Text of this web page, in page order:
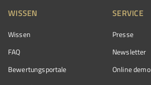
WISSEN
Wissen
FAQ
Bewertungsportale
SERVICE
Presse
Newsletter
Online demo